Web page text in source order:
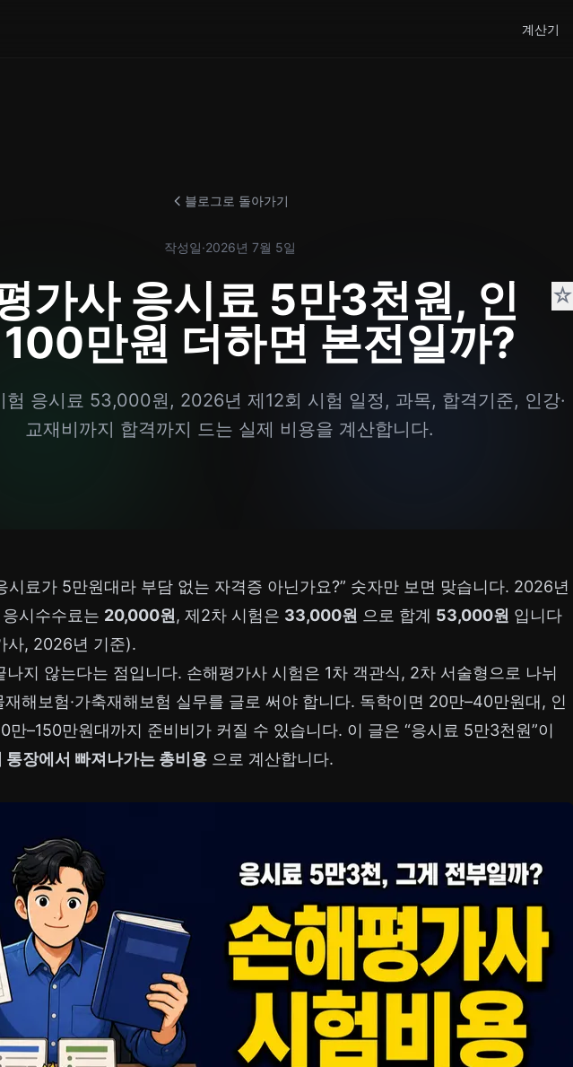
계산기
블로그로 돌아가기
작성일·2026년 7월 5일
가사 응시료 5만3천원, 인
만원 더하면 본전일까?
☆
험 응시료 53,000원, 2026년 제12회 시험 일정, 과목, 합격기준, 인강·
교재비까지 합격까지 드는 실제 비용을 계산합니다.
시료가 5만원대라 부담 없는 자격증 아닌가요?” 숫자만 보면 맞습니다. 2026년
시수수료는 20,000원 , 제2차 시험은 33,000원 으로 합계 53,000원 입니다
사, 2026년 기준).
나지 않는다는 점입니다. 손해평가사 시험은 1차 객관식, 2차 서술형으로 나뉘
해보험·가축재해보험 실무를 글로 써야 합니다. 독학이면 20만–40만원대, 인
만–150만원대까지 준비비가 커질 수 있습니다. 이 글은 “응시료 5만3천원”이
통장에서 빠져나가는 총비용 으로 계산합니다.